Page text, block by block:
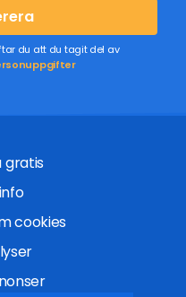
du att du tagit del av
gratis
cookies